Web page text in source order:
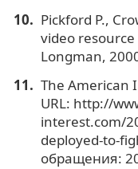
Pickford P.,
video resource
Longman,
The American
URL: http://
interest.com/
deployed-to-
обращения: